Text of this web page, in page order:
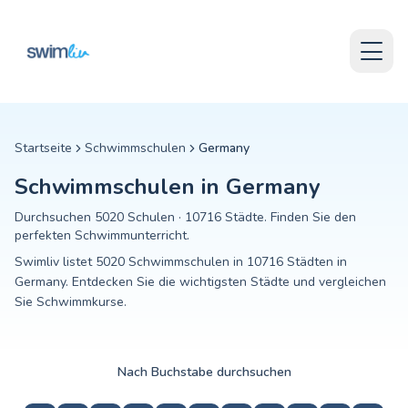
Swimliv hilft Eltern und Schwimmern, Schwimmschulen nach
Schwimmschul-Software
France
United Kingdom
España
Italia
Portugal
Startseite Schwimmschulen Germany
Schwimmschulen in Germany
Durchsuchen 5020 Schulen · 10716 Städte. Finden Sie den
perfekten Schwimmunterricht.
Swimliv listet 5020 Schwimmschulen in 10716 Städten in
Germany. Entdecken Sie die wichtigsten Städte und vergleichen
Sie Schwimmkurse.
Nach Buchstabe durchsuchen